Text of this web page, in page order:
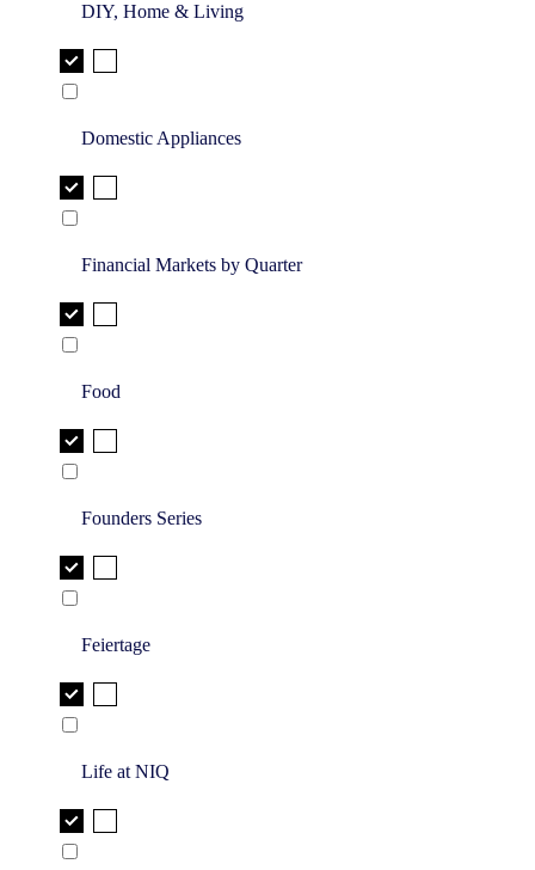
DIY, Home & Living
Domestic Appliances
Financial Markets by Quarter
Food
Founders Series
Feiertage
Life at NIQ